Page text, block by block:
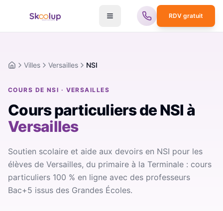
RDV gratuit
AccueilVilles Versailles NSI
COURS DE NSI · VERSAILLES
Cours particuliers de NSI à
Versailles
Soutien scolaire et aide aux devoirs en NSI pour les
élèves de Versailles, du primaire à la Terminale : cours
particuliers 100 % en ligne avec des professeurs
Bac+5 issus des Grandes Écoles.